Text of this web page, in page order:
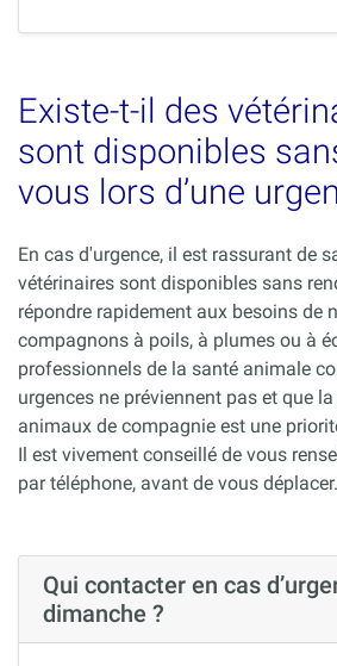
Existe-t-il des
sont disponibles
vous lors d’une
En cas d'urgence, il est rassurant de
vétérinaires sont disponibles sans
répondre rapidement aux besoins de
compagnons à poils, à plumes ou à
professionnels de la santé animale
urgences ne préviennent pas et que
animaux de compagnie est une
Il est vivement conseillé de vous
par téléphone, avant de vous déplacer.
Qui contacter en cas
dimanche ?